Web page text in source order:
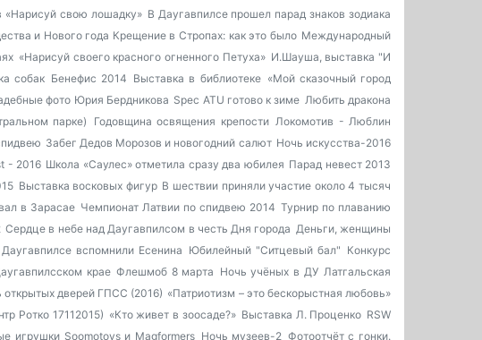
«Нарисуй свою лошадку» В Даугавпилсе прошел парад знаков зодиака
и Нового года Крещение в Стропах: как это было Международный
«Нарисуй своего красного огненного Петуха» И.Шауша, выставка "И
собак Бенефис 2014 Выставка в библиотеке «Мой сказочный город
фото Юрия Бердникова Spec ATU готово к зиме Любить дракона
парке) Годовщина освящения крепости Локомотив - Люблин
Забег Дедов Морозов и новогодний салют Ночь искусства-2016
- 2016 Школа «Саулес» отметила сразу два юбилея Парад невест 2013
Выставка восковых фигур В шествии приняли участие около 4 тысяч
в Зарасае Чемпионат Латвии по спидвею 2014 Турнир по плаванию
Сердце в небе над Даугавпилсом в честь Дня города Деньги, женщины
вспомнили Есенина Юбилейный "Ситцевый бал" Конкурс
крае Флешмоб 8 марта Ночь учёных в ДУ Латгальская
открытых дверей ГПСС (2016) «Патриотизм – это бескорыстная любовь»
Ротко 17112015) «Кто живет в зоосаде?» Выставка Л. Проценко RSW
игрушки Soomotoys и Magformers Ночь музеев-2 Фотоотчёт с гонки.